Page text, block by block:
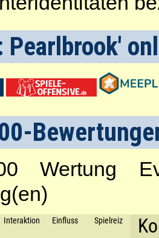
Pearlbrook'
Wertung
Interaktion Einfluss Spielreiz